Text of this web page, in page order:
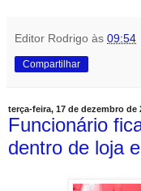
Editor Rodrigo às 09:54
Compartilhar
terça-feira, 17 de dezembro de
Funcionário
dentro de loja